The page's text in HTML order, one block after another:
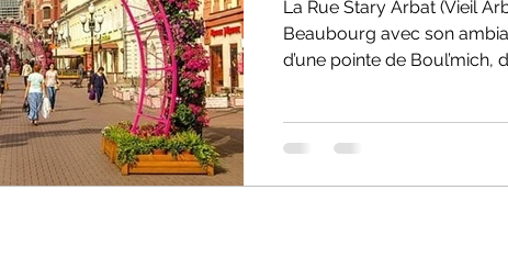
La Rue Stary Arbat (Vieil
Beaubourg avec son
d’une pointe de
restos de tous rangs, des
et surtout des badaudes,